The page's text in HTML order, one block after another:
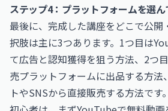
ステップ4：プラットフォームを選
最後に、完成した講座をどこで公開
択肢は主に3つあります。1つ目は
て広告と認知獲得を狙う方法、2つ
売プラットフォームに出品する方法
トやSNSから直接販売する方法です。